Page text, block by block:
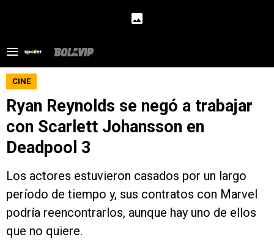
CINE
Ryan Reynolds se negó a trabajar
con Scarlett Johansson en
Deadpool 3
Los actores estuvieron casados por un largo
período de tiempo y, sus contratos con Marvel
podría reencontrarlos, aunque hay uno de ellos
que no quiere.